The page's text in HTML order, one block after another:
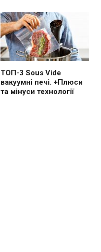
ТОП-3 Sous Vide
вакуумні печі. +Плюси
та мінуси технології